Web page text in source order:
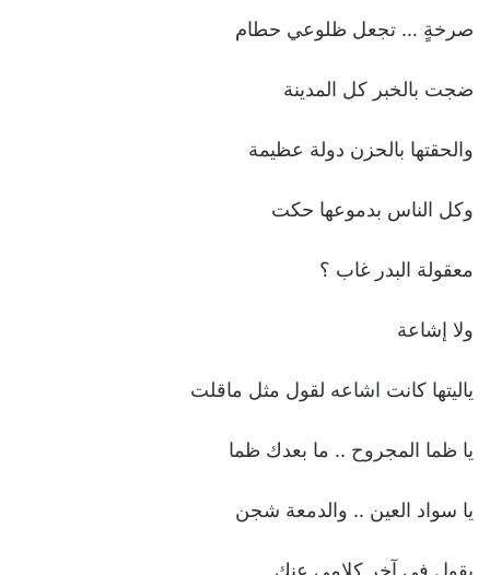
‏صرخةٍ … تجعل ظلوعي حطام
‏ضجت بالخبر كل المدينة
‏والحقتها بالحزن دولة عظيمة
‏وكل الناس بدموعها حكت
‏معقولة البدر غاب ؟
‏ولا إشاعة
‏ياليتها كانت اشاعه لقول مثل ماقلت
‏يا ظما المجروح .. ما بعدك ظما
‏يا سواد العين .. والدمعة شجن
‏بقول في آخر كلامي عنك